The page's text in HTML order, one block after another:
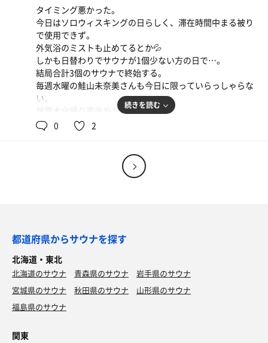
タイミング悪かった。
今日はソロウィスキングの日らしく、滞在時間中まる被り
で使用できず。
外気浴のミストも止めてるとか💦
しかも日替わりでサウナが1個少ない方の日で…。
結局合計3個のサウナで終始する。
毎週水曜の鮭山未奈美さんも今日に限っていらっしゃらな
い。
世界大会帰り直後やからかな？
アウフグースも無いし、じっくり3つのサウナを堪能する
サウンドサウナのアロマはSAUNASブレンド(ヒノキがよく
続きを読む
0 2
都道府県からサウナを探す
北海道・東北
北海道のサウナ 青森県のサウナ
岩手県のサウナ
宮城県のサウナ
秋田県のサウナ
山形県のサウナ
福島県のサウナ
関東